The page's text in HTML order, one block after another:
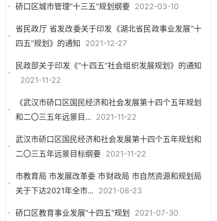
硚口区城市管理“十三五”规划纲要 2022-03-10
省民政厅 省发改委关于印发《湖北省民政事业发展“十
四五”规划》的通知 2021-12-27
民政部关于印发《“十四五”社会组织发展规划》的通知
2021-11-22
《武汉市硚口区国民经济和社会发展第十四个五年规划
和二〇三五年远景目... 2021-11-22
武汉市硚口区国民经济和社会发展第十四个五年规划和
二〇三五年远景目标纲要 2021-11-22
市教育局 市发展改革委 市财政局 市自然资源和规划局
关于下达2021年全市... 2021-08-23
硚口区教育事业发展“十四五”规划 2021-07-30